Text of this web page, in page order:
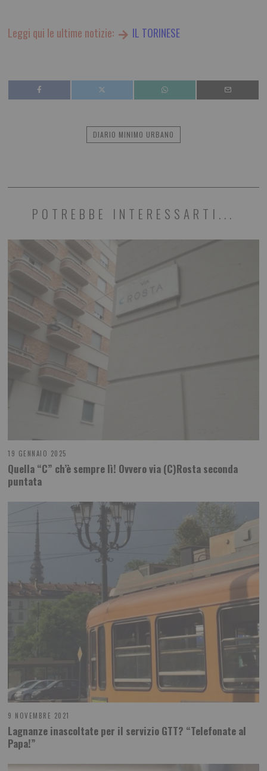
Leggi qui le ultime notizie: IL TORINESE
DIARIO MINIMO URBANO
POTREBBE INTERESSARTI...
19 GENNAIO 2025
Quella “C” ch’è sempre lì! Ovvero via (C)Rosta seconda
puntata
9 NOVEMBRE 2021
Lagnanze inascoltate per il servizio GTT? “Telefonate al
Papa!”